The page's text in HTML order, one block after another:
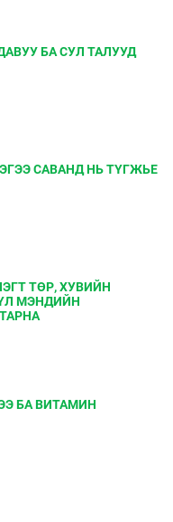
БА СУЛ ТАЛУУД
САВАНД НЬ ТҮГЖЬЕ
ТӨР, ХУВИЙН
МЭНДИЙН
БА ВИТАМИН